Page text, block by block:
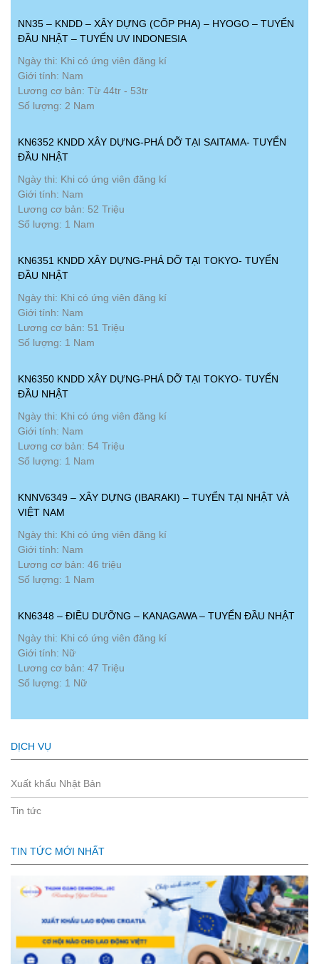
NN35 – KNDD – XÂY DỰNG (CỐP PHA) – HYOGO – TUYỂN
ĐẦU NHẬT – TUYỂN UV INDONESIA
Ngày thi: Khi có ứng viên đăng kí
Giới tính: Nam
Lương cơ bản: Từ 44tr - 53tr
Số lượng: 2 Nam
KN6352 KNDD XÂY DỰNG-PHÁ DỠ TẠI SAITAMA- TUYỂN
ĐẦU NHẬT
Ngày thi: Khi có ứng viên đăng kí
Giới tính: Nam
Lương cơ bản: 52 Triệu
Số lượng: 1 Nam
KN6351 KNDD XÂY DỰNG-PHÁ DỠ TẠI TOKYO- TUYỂN
ĐẦU NHẬT
Ngày thi: Khi có ứng viên đăng kí
Giới tính: Nam
Lương cơ bản: 51 Triệu
Số lượng: 1 Nam
KN6350 KNDD XÂY DỰNG-PHÁ DỠ TẠI TOKYO- TUYỂN
ĐẦU NHẬT
Ngày thi: Khi có ứng viên đăng kí
Giới tính: Nam
Lương cơ bản: 54 Triệu
Số lượng: 1 Nam
KNNV6349 – XÂY DỰNG (IBARAKI) – TUYỂN TẠI NHẬT VÀ
VIỆT NAM
Ngày thi: Khi có ứng viên đăng kí
Giới tính: Nam
Lương cơ bản: 46 triệu
Số lượng: 1 Nam
KN6348 – ĐIỀU DƯỠNG – KANAGAWA – TUYỂN ĐẦU NHẬT
Ngày thi: Khi có ứng viên đăng kí
Giới tính: Nữ
Lương cơ bản: 47 Triệu
Số lượng: 1 Nữ
DỊCH VỤ
Xuất khẩu Nhật Bản
Tin tức
TIN TỨC MỚI NHẤT